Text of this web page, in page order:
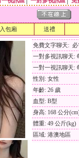
包廂 送禮
免費文字聊天:
一對多視訊聊天:
一對一視訊聊天:
性別: 女性
年齡: 26 歲
血型: B型
身高: 168 公分
體重: 49 公斤(kg)
區域: 港澳地區